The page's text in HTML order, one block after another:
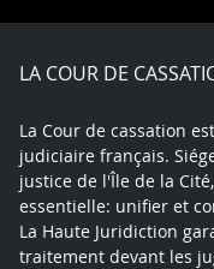
X
LA COUR DE
La Cour de cassation
judiciaire français.
justice de l'Île de la
essentielle: unifier et
La Haute Juridiction
traitement devant les